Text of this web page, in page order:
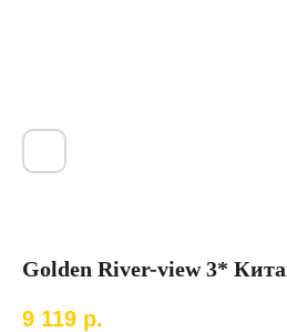
Golden River-view 3*
9 119 р.